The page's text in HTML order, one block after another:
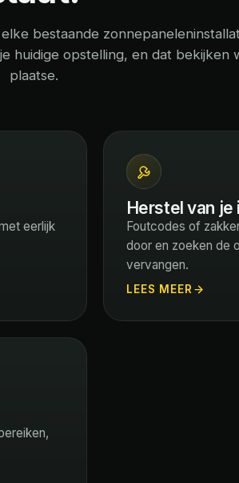
bestaande
huidige opstelling, en dat bekijken
plaatse.
eerlijk
Herstel van je
Foutcodes of
door en zoeken de
vervangen.
LEES MEER